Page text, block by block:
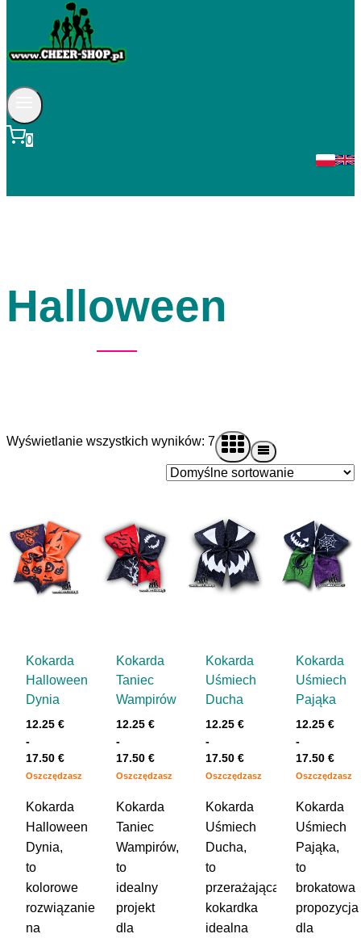
0
Halloween
Wyświetlanie wszystkich wyników: 7
Kokarda
Halloween
Dynia
12.25 €
-
17.50 €
Oszczędzasz
Kokarda
Halloween
Dynia,
to
kolorowe
rozwiązanie
na
Kokarda
Taniec
Wampirów
12.25 €
-
17.50 €
Oszczędzasz
Kokarda
Taniec
Wampirów,
to
idealny
projekt
dla
Kokarda
Uśmiech
Ducha
12.25€
-
17.50€
Oszczędzasz
Kokarda
Uśmiech
Ducha,
to
przerażająca
kokardka
idealna
Kokarda
Uśmiech
Pająka
12.25 €
-
17.50 €
Oszczędzasz
Kokarda
Uśmiech
Pająka,
to
brokatowa
propozycja
dla